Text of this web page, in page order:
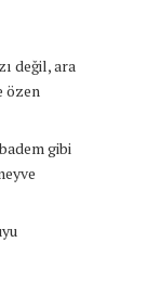
değil, ara
özen
gibi